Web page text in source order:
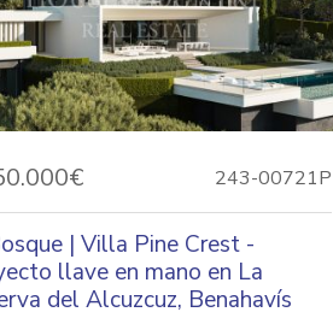
243-00721P
| Villa Pine Crest -
llave en mano en La
del Alcuzcuz, Benahavís